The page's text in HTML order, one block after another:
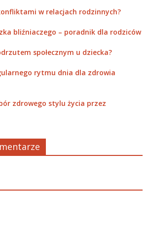
w relacjach rodzinnych?
bliźniaczego – poradnik dla rodziców
społecznym u dziecka?
rytmu dnia dla zdrowia
zdrowego stylu życia przez